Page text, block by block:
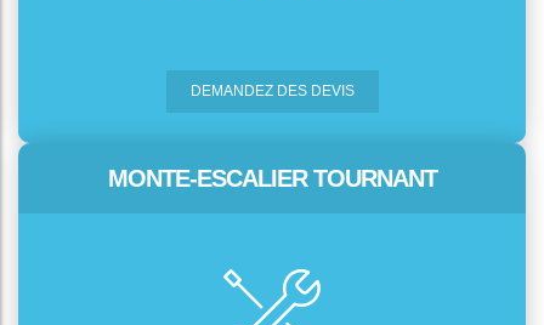
DEMANDEZ DES DEVIS
MONTE-ESCALIER TOURNANT